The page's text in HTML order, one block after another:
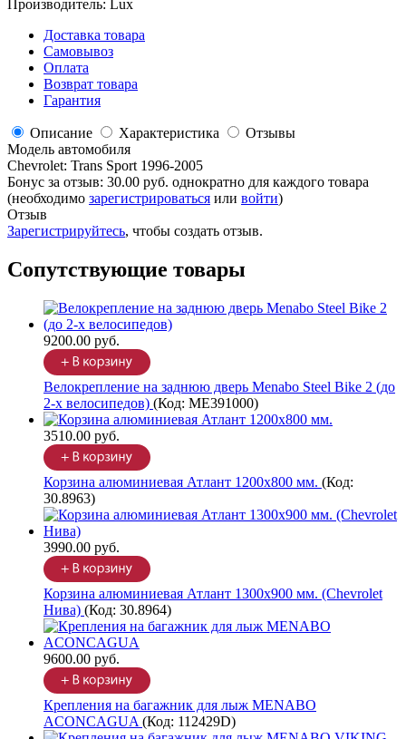
Производитель: Lux
Доставка товара
Самовывоз
Оплата
Возврат товара
Гарантия
Описание Характеристика
Отзывы
Модель автомобиля
Chevrolet: Trans Sport 1996-2005
Бонус за отзыв: 30.00 руб. однократно для каждого товара
(необходимо зарегистрироваться или войти)
Отзыв
Зарегистрируйтесь, чтобы создать отзыв.
Сопутствующие товары
9200.00 руб.
Велокрепление на заднюю дверь Menabo Steel Bike 2 (до
2-х велосипедов) (Код: ME391000)
3510.00 руб.
Корзина алюминиевая Атлант 1200х800 мм. (Код:
30.8963)
3990.00 руб.
Корзина алюминиевая Атлант 1300х900 мм. (Chevrolet
Нива) (Код: 30.8964)
9600.00 руб.
Крепления на багажник для лыж MENABO
ACONCAGUA (Код: 112429D)